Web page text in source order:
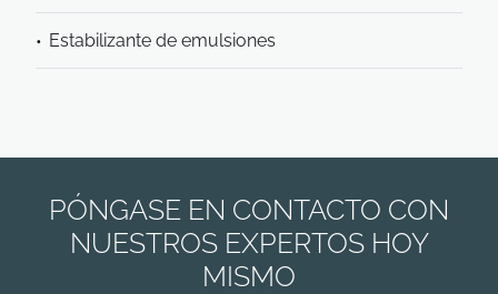
Estabilizante de emulsiones
PÓNGASE EN CONTACTO CON
NUESTROS EXPERTOS HOY
MISMO